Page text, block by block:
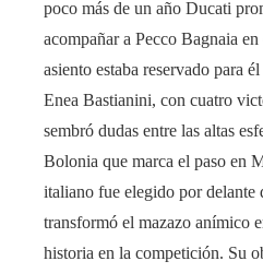
poco más de un año Ducati
acompañar a Pecco Bagnaia
asiento estaba reservado para
Enea Bastianini, con cuatro
sembró dudas entre las altas
Bolonia que marca el paso en
italiano fue elegido por delante
transformó el mazazo anímico
historia en la competición. Su